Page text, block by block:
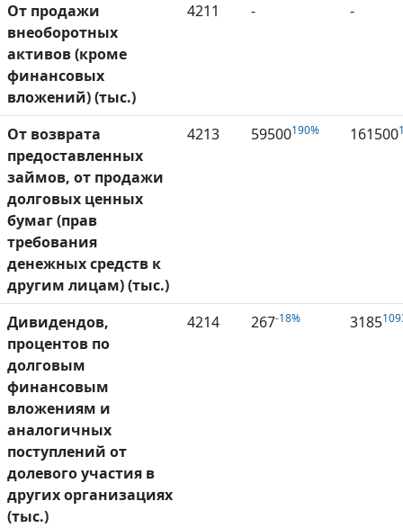
От продажи
внеоборотных
активов (кроме
финансовых
вложений) (тыс.)
4211 - -
От возврата
предоставленных
займов, от продажи
долговых ценных
бумаг (прав
требования
денежных средств к
другим лицам) (тыс.)
4213 59500190% 161500
Дивидендов,
процентов по
долговым
финансовым
вложениям и
аналогичных
поступлений от
долевого участия в
других организациях
(тыс.)
4214 267-18% 3185